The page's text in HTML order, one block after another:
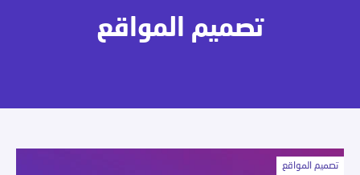
الشراكة مع تسوق
تصميم تطبيقات الجوالتصميم المواقع
تصميم المواقع